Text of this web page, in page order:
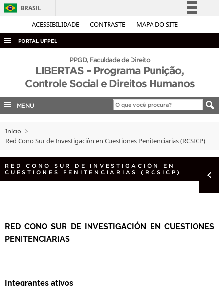
ACESSIBILIDADE CONTRASTE MAPA DO SITE
BRASIL
Simplifique!
Acesso à informação
Legislação
Canais
PORTAL UFPEL
ACESSO À INFORMAÇÃO
AUDITORIA
CONCURSOS
EDITAIS
INTERNACIONAL
OUVIDORIA
PORTARIAS
PPGD, Faculdade de Direito
LIBERTAS – Programa Punição,
Controle Social e Direitos Humanos
MENU
Início
Red Cono Sur de Investigación en Cuestiones Penitenciarias (RCSICP)
RED CONO SUR DE INVESTIGACIÓN EN
CUESTIONES PENITENCIARIAS (RCSICP)
RED CONO SUR DE INVESTIGACIÓN EN CUESTIONES
PENITENCIARIAS
Integrantes ativos